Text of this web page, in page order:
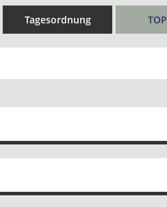
Tagesordnung